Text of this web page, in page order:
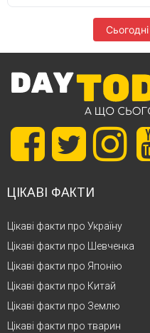
Сьогодні
ЦІКАВІ ФАКТИ
Цікаві факти про Україну
Цікаві факти про Шевченка
Цікаві факти про Японію
Цікаві факти про Китай
Цікаві факти про Землю
Цікаві факти про тварин